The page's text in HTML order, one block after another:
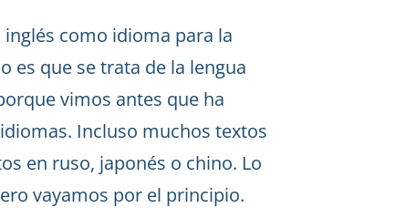
como idioma para la
es que se trata de la lengua
vimos antes que ha
Incluso muchos textos
en ruso, japonés o chino. Lo
vayamos por el principio.